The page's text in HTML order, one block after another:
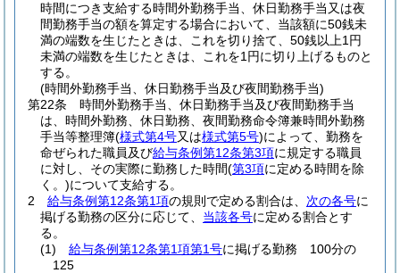
時間につき支給する時間外勤務手当、休日勤務手当又は夜
間勤務手当の額を算定する場合において、当該額に50銭未
満の端数を生じたときは、これを切り捨て、50銭以上1円
未満の端数を生じたときは、これを1円に切り上げるものと
する。
(時間外勤務手当、休日勤務手当及び夜間勤務手当)
第22条
時間外勤務手当、休日勤務手当及び夜間勤務手当
は、時間外勤務、休日勤務、夜間勤務命令簿兼時間外勤務
手当等整理簿(様式第4号又は様式第5号)によって、勤務を
命ぜられた職員及び給与条例第12条第3項に規定する職員
に対し、その実際に勤務した時間(第3項に定める時間を除
く。)について支給する。
2
給与条例第12条第1項の規則で定める割合は、 次の各号に
掲げる勤務の区分に応じて、 当該各号に定める割合とす
る。
(1)
給与条例第12条第1項第1号に掲げる勤務 100分の
125